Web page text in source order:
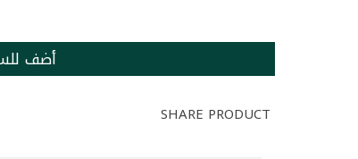
أضف
SHARE PRODUCT